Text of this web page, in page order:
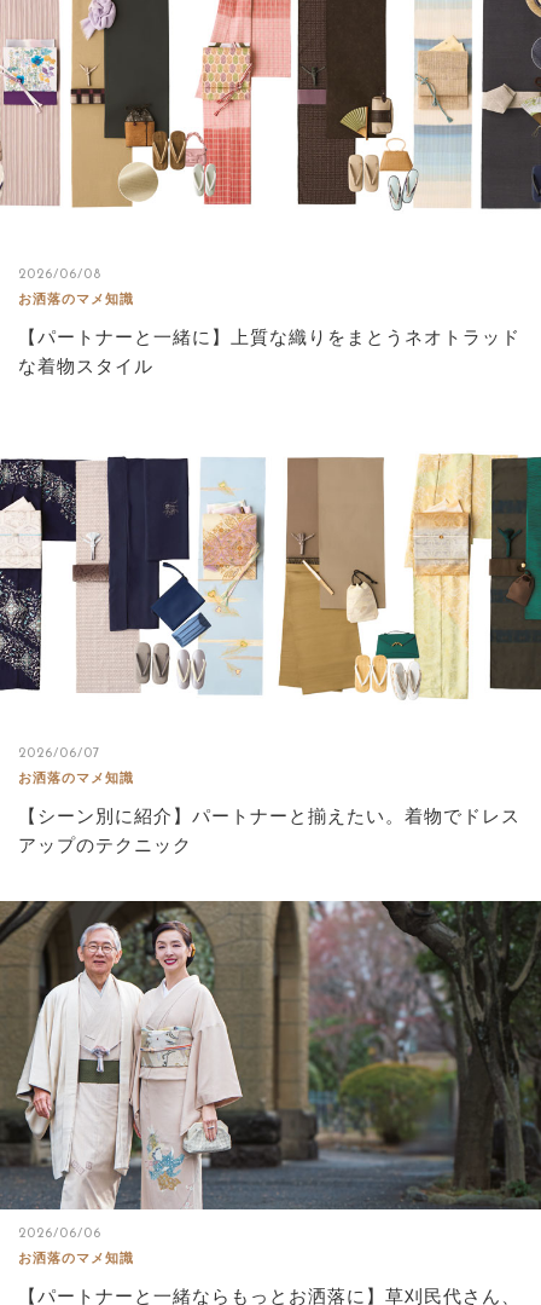
2026/06/08
お洒落のマメ知識
【パートナーと一緒に】上質な織りをまとうネオトラッド
な着物スタイル
2026/06/07
お洒落のマメ知識
【シーン別に紹介】パートナーと揃えたい。着物でドレス
アップのテクニック
2026/06/06
お洒落のマメ知識
【パートナーと一緒ならもっとお洒落に】草刈民代さん、